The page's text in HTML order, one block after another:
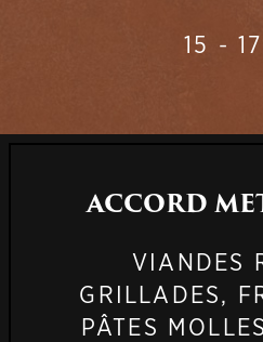
15 -
ACCORD
VIANDES
GRILLADES,
PÂTES